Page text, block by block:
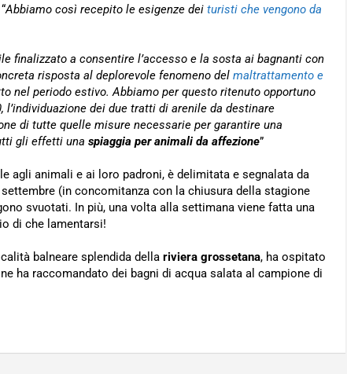
Abbiamo così recepito le esigenze dei turisti che vengono da
finalizzato a consentire l’accesso e la sosta ai bagnanti con
risposta al deplorevole fenomeno del maltrattamento e
nel periodo estivo. Abbiamo per questo ritenuto opportuno
dei due tratti di arenile da destinare
di tutte quelle misure necessarie per garantire una
gli effetti una spiaggia per animali da affezione”
agli animali e ai loro padroni, è delimitata e segnalata da
(in concomitanza con la chiusura della stagione
svuotati. In più, una volta alla settimana viene fatta una
di che lamentarsi!
balneare splendida della riviera grossetana, ha ospitato
ha raccomandato dei bagni di acqua salata al campione di